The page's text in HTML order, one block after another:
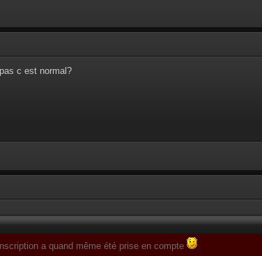
c est normal?
a quand même été prise en compte